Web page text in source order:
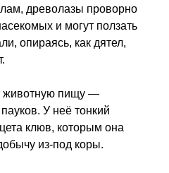
древолазы проворно
и могут ползать
опираясь, как дятел,
животную пищу —
У неё тонкий
клюв, которым она
из-под коры.